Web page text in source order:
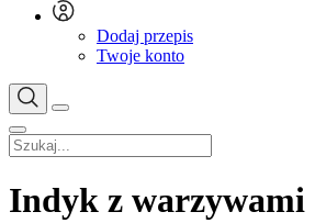
Dodaj przepis
Twoje konto
Indyk z warzywami